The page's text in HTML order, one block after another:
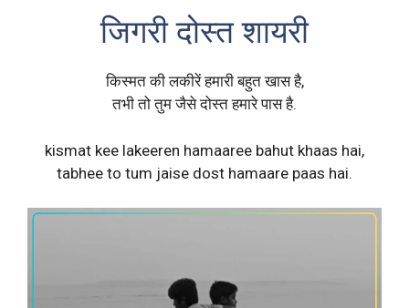
जिगरी दोस्त शायरी
किस्मत की लकीरें हमारी बहुत खास है,
तभी तो तुम जैसे दोस्त हमारे पास है.
kismat kee lakeeren hamaaree bahut khaas hai,
tabhee to tum jaise dost hamaare paas hai.